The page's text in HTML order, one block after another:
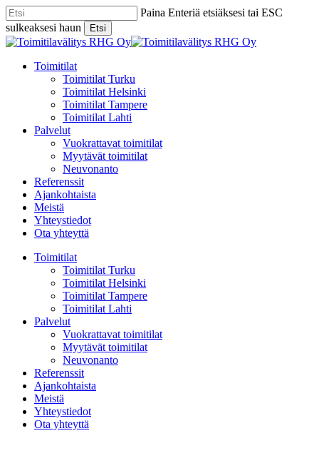
Skip
to
main
content
Paina Enteriä etsiäksesi tai ESC
sulkeaksesi haun
Etsi
Close
Menu
Toimitilat
Toimitilat Turku
Toimitilat Helsinki
Toimitilat Tampere
Toimitilat Lahti
Palvelut
Vuokrattavat toimitilat
Myytävät toimitilat
Neuvonanto
Referenssit
Ajankohtaista
Meistä
Yhteystiedot
Ota yhteyttä
Toimitilat
Toimitilat Turku
Toimitilat Helsinki
Toimitilat Tampere
Toimitilat Lahti
Palvelut
Vuokrattavat toimitilat
Myytävät toimitilat
Neuvonanto
Referenssit
Ajankohtaista
Meistä
Yhteystiedot
Ota yhteyttä